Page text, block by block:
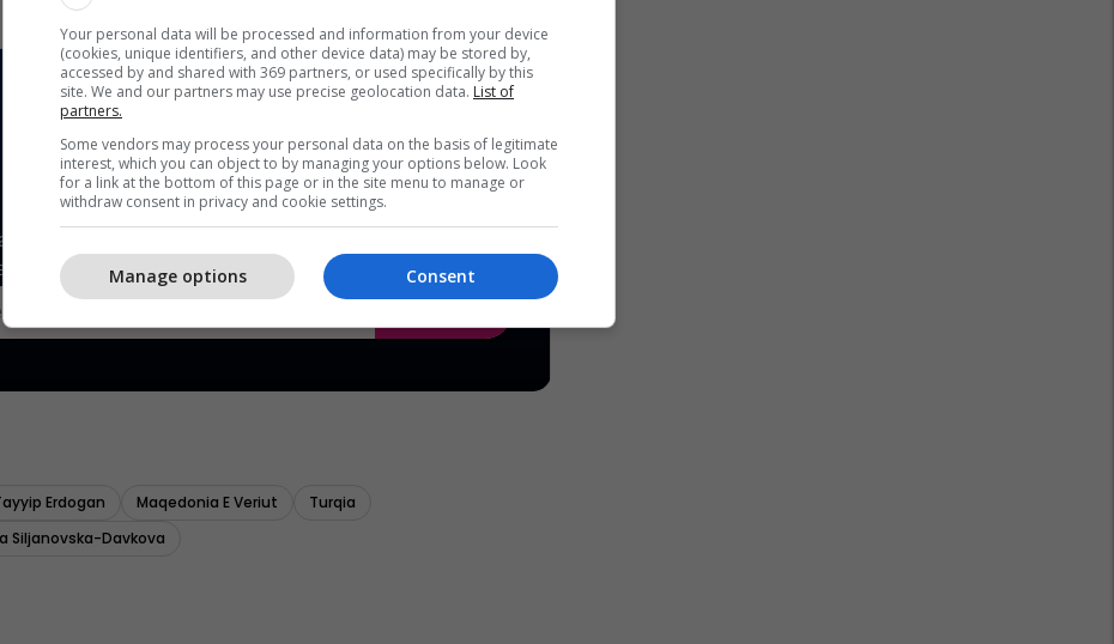
Your personal data will be processed and information from your device
(cookies, unique identifiers, and other device data) may be stored by,
accessed by and shared with 369 partners, or used specifically by this
site. We and our partners may use precise geolocation data. List of
partners.
Some vendors may process your personal data on the basis of legitimate
interest, which you can object to by managing your options below. Look
for a link at the bottom of this page or in the site menu to manage or
withdraw consent in privacy and cookie settings.
Consent
Manage options